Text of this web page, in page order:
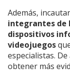
Además,
integrantes de
dispositivos
videojuegos
especialistas.
obtener más